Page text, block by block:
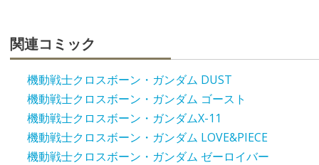
関連コミック
機動戦士クロスボーン・ガンダム DUST
機動戦士クロスボーン・ガンダム ゴースト
機動戦士クロスボーン・ガンダムX-11
機動戦士クロスボーン・ガンダム LOVE&PIECE
機動戦士クロスボーン・ガンダム ゼーロイバー